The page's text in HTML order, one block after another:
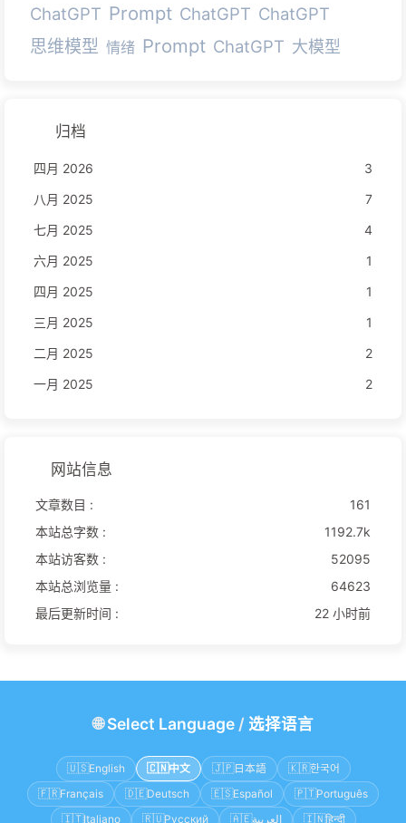
ChatGPT Prompt ChatGPT ChatGPT
思维模型 情绪 Prompt ChatGPT 大模型
归档
四月 2026
3
八月 2025
7
七月 2025
4
六月 2025
1
四月 2025
1
三月 2025
1
二月 2025
2
一月 2025
2
网站信息
文章数目 :
161
本站总字数 :
1192.7k
本站访客数 :
52095
本站总浏览量 :
64623
最后更新时间 :
22 小时前
🌐Select Language/ 选择语言
🇺🇸English 🇨🇳 中文 🇯🇵日本語 🇰🇷한국어
🇫🇷Français 🇩🇪Deutsch 🇪🇸Español 🇵🇹Português
🇮🇹Italiano 🇷🇺Русский 🇦🇪العربية 🇮🇳हिन्दी